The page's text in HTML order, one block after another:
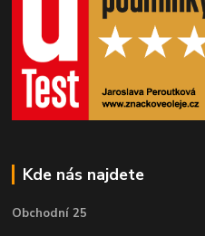
Kde nás najdete
Obchodní 25